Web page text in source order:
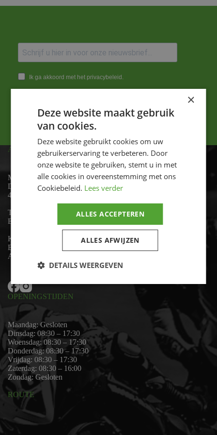
Ik ga akkoord met het privacybeleid.
ADRES
Motor-id
De Lind 17
4841 KC Prinsenbeek
Telefoon:
+31 (0)76 - 54 11 888
Email:
K.v.K: 80530338
B.T.W-nummer: NL861703947B01
Algemene voorwaarden
OPENINGSTIJDEN
Maandag: Gesloten
Dinsdag: 08:30 – 17:30
Woensdag: 08:30 – 17:30
Donderdag: 08:30 – 17:30
Vrijdag: 08:30 – 17:30
Zaterdag: 08:30 – 16:00
Zondag: Gesloten
ROUTE
×
Deze website maakt gebruik
van cookies.
Deze website gebruikt cookies om uw
gebruikerservaring te verbeteren. Door
onze website te gebruiken, stemt u in met
alle cookies in overeenstemming met ons
Cookiebeleid. Lees verder
ALLES ACCEPTEREN
ALLES AFWIJZEN
DETAILS WEERGEVEN